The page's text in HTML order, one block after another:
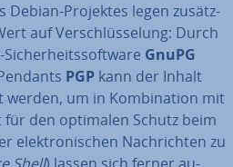
Debian-Projektes legen zu­sätz­
auf Ver­schlüs­se­lung: Durch
Si­cher­heits­soft­ware GnuPG
PGP kann der Inhalt
werden, um in Kom­bi­na­ti­on mit
für den optimalen Schutz beim
elek­tro­ni­schen Nach­rich­ten zu